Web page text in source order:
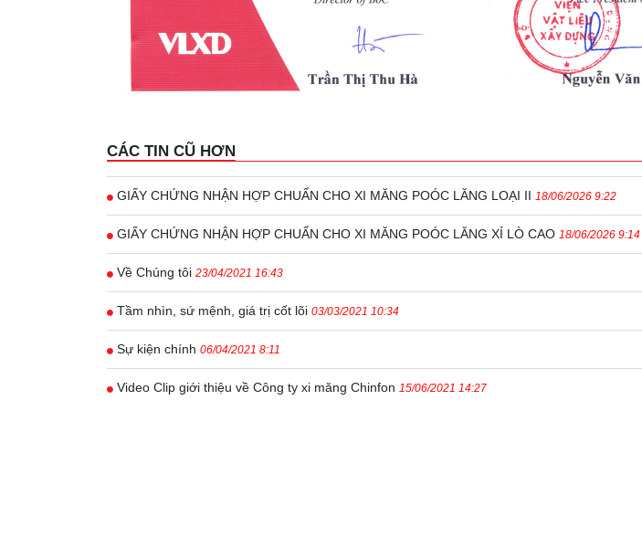
CÁC TIN CŨ HƠN
GIẤY CHỨNG NHẬN HỢP CHUẨN CHO XI MĂNG POÓC LĂNG LOẠI II 18/06/2026 9:22
GIẤY CHỨNG NHẬN HỢP CHUẨN CHO XI MĂNG POÓC LĂNG XỈ LÒ CAO 18/06/2026 9:14
Về Chúng tôi 23/04/2021 16:43
Tầm nhìn, sứ mệnh, giá trị cốt lõi 03/03/2021 10:34
Sự kiện chính 06/04/2021 8:11
Video Clip giới thiệu về Công ty xi măng Chinfon 15/06/2021 14:27